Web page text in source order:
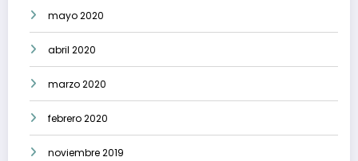
mayo 2020
abril 2020
marzo 2020
febrero 2020
noviembre 2019